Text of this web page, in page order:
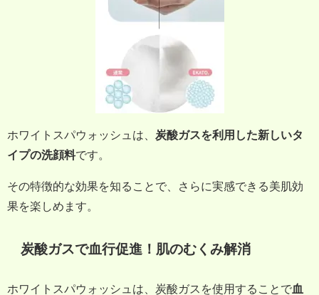
ホワイトスパウォッシュは、 炭酸ガスを利用した新しいタ
イプの洗顔料です。
その特徴的な効果を知ることで、さらに実感できる美肌効
果を楽しめます。
炭酸ガスで血行促進！肌のむくみ解消
ホワイトスパウォッシュは、炭酸ガスを使用することで血